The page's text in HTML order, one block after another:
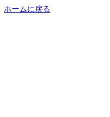
ホームに戻る